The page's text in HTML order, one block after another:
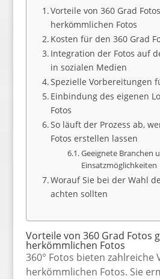
Vorteile von 360 Grad
herkömmlichen Fotos
Kosten für den 360 Grad
Integration der Fotos auf
in sozialen Medien
Spezielle Vorbereitungen
Einbindung des eigenen
Fotos
So läuft der Prozess ab,
Fotos erstellen lassen
Geeignete Branchen
Einsatzmöglichkeiten
Worauf Sie bei der Wahl
achten sollten
Vorteile von 360 Grad Fotos
herkömmlichen Fotos
360° Fotos bieten zahlreiche
herkömmlichen Fotos. Sie